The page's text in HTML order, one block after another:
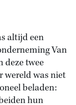
altijd een
Van
deze twee
wereld was niet
beladen:
hun